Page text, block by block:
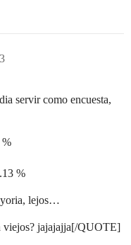
servir como encuesta,
%
lejos…
viejos? jajajajja[/QUOTE]